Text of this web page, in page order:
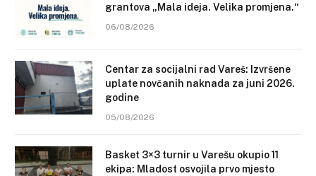
grantova „Mala ideja. Velika promjena.“
06/08/2026
Centar za socijalni rad Vareš: Izvršene
uplate novčanih naknada za juni 2026.
godine
05/08/2026
Basket 3×3 turnir u Varešu okupio 11
ekipa: Mladost osvojila prvo mjesto